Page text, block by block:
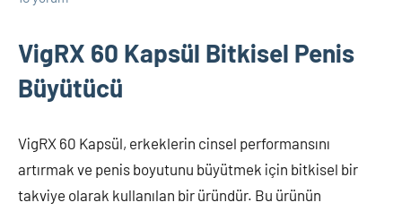
VigRX 60 Kapsül Bitkisel Penis
Büyütücü
VigRX 60 Kapsül, erkeklerin cinsel performansını
artırmak ve penis boyutunu büyütmek için bitkisel bir
takviye olarak kullanılan bir üründür. Bu ürünün